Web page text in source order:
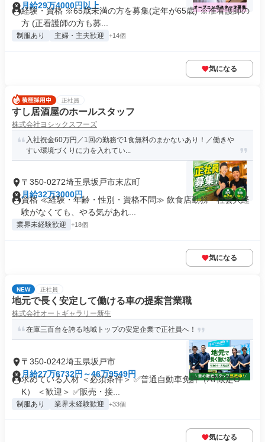
月給29万4000円以上
経験・資格 ※65歳未満の方を募集(定年が65歳) ※准看護師の
方 (正看護師の方も募...
制服あり 主婦・主夫歓迎 +14個
気になる
正社員
すし居酒屋のホールスタッフ
株式会社ヨシックスフーズ
入社祝金60万円／1回の勤務で1食無料のまかないあり！／働きや
すい環境づくりに力を入れてい...
〒350-0272埼玉県坂戸市末広町
月給32万3000円
資格 ≪経験・年齢・性別・資格不問≫ 飲食店勤務・社会人経
験がなくても、やる気があれ...
業界未経験歓迎 +18個
気になる
NEW 正社員
地元で長く安定して働ける車の提案営業職
株式会社オートギャラリー新生
在庫三百台を誇る地域トップの安定企業で正社員へ！
〒350-0242埼玉県坂戸市
月給27万6732円～46万9549円
求めている人材 ＜必須条件＞ ✅普通自動車免許（AT限定O
K） ＜歓迎＞ ✅販売・接...
制服あり 業界未経験歓迎 +33個
気になる